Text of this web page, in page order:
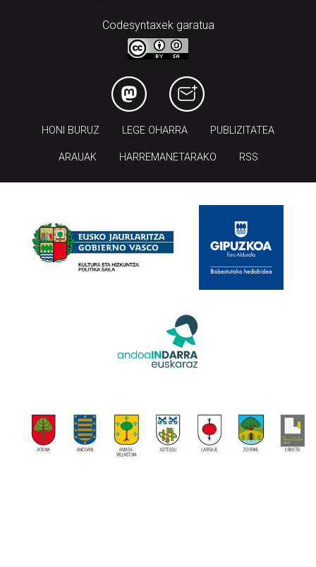
Codesyntaxek garatua
HONI BURUZ LEGE OHARRA PUBLIZITATEA
ARAUAK HARREMANETARAKO RSS